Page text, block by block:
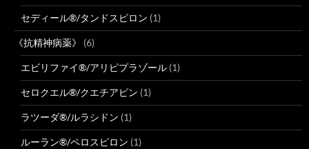
セディール®/タンドスピロン (1)
《抗精神病薬》 (6)
エビリファイ®/アリピプラゾール (1)
セロクエル®/クエチアピン (1)
ラツーダ®/ルラシドン (1)
ルーラン®/ペロスピロン (1)